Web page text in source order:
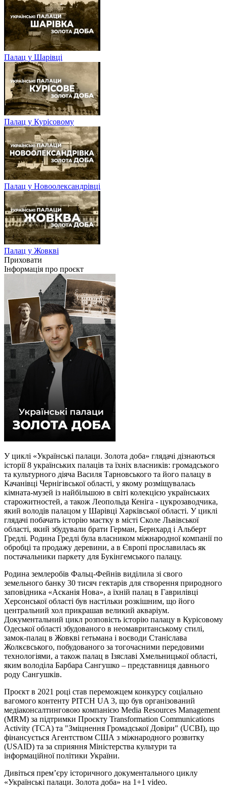
Палац у Шарівці
Палац у Курісовому
Палац у Новоолександрівці
Палац у Жовкві
Приховати
Інформація про проєкт
У циклі «Українські палаци. Золота доба» глядачі дізнаються
історії 8 українських палаців та їхніх власників: громадського
та культурного діяча Василя Тарновського та його палацу в
Качанівці Чернігівської області, у якому розміщувалась
кімната-музей із найбільшою в світі колекцією українських
старожитностей, а також Леопольда Кеніга - цукрозаводчика,
який володів палацом у Шарівці Харківської області. У циклі
глядачі побачать історію маєтку в місті Сколе Львівської
області, який збудували брати Герман, Бернхард і Альберт
Гредлі. Родина Гредлі була власником міжнародної компанії по
обробці та продажу деревини, а в Європі прославилась як
постачальники паркету для Букінгемського палацу.
Родина землеробів Фальц-Фейнів виділила зі свого
земельного банку 30 тисяч гектарів для створення природного
заповідника «Асканія Нова», а їхній палац в Гаврилівці
Херсонської області був настільки розкішним, що його
центральний хол прикрашав великий акваріум.
Документальний цикл розповість історію палацу в Курісовому
Одеської області збудованого в неомавританському стилі,
замок-палац в Жовкві гетьмана і воєводи Станіслава
Жолкєвського, побудованого за тогочасними передовими
технологіями, а також палац в Ізяславі Хмельницької області,
яким володіла Барбара Сангушко – представниця давнього
роду Сангушків.
Проєкт в 2021 році став переможцем конкурсу соціально
вагомого контенту PITCH UA 3, що був організований
медіаконсалтинговою компанією Media Resourсes Management
(MRM) за підтримки Проєкту Transformation Communications
Activity (TCA) та "Зміцнення Громадської Довіри" (UCBI), що
фінансується Агентством США з міжнародного розвитку
(USAID) та за сприяння Міністерства культури та
інформаційної політики України.
Дивіться прем’єру історичного документального циклу
«Українські палаци. Золота доба» на 1+1 video.